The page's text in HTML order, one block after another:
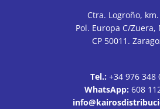
Ctra. Logroño,
Pol. Europa C/Zuera,
CP 50011.
Tel.: +34 976 348
WhatsApp: 608